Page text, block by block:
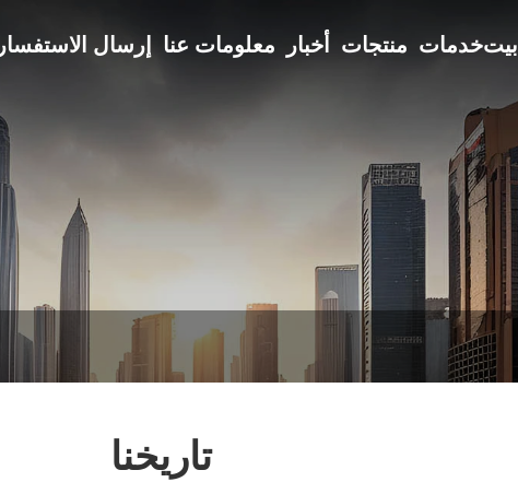
بيتخدمات منتجات أخبار معلومات عنا إرسال الاستفسار
تاريخنا